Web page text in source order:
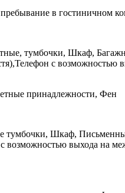
в гостиничном
тумбочки, Шкаф,
с
принадлежности, Фен
тумбочки, Шкаф,
возможностью выхода на